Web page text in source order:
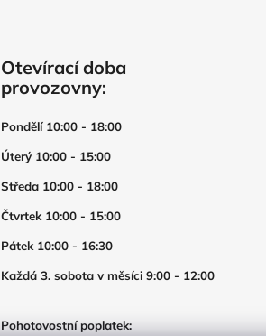
Otevírací doba
provozovny:
Pondělí 10:00 - 18:00
Úterý 10:00 - 15:00
Středa 10:00 - 18:00
Čtvrtek 10:00 - 15:00
Pátek 10:00 - 16:30
Každá 3. sobota v měsíci 9:00 - 12:00
Pohotovostní poplatek: